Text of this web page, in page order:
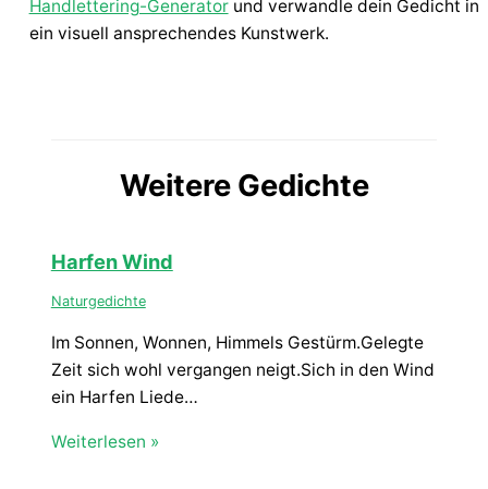
Handlettering-Generatorund verwandle dein Gedicht in
ein visuell ansprechendes Kunstwerk.
Weitere Gedichte
Harfen Wind
Naturgedichte
Im Sonnen, Wonnen, Himmels Gestürm.Gelegte
Zeit sich wohl vergangen neigt.Sich in den Wind
ein Harfen Liede…
Weiterlesen »